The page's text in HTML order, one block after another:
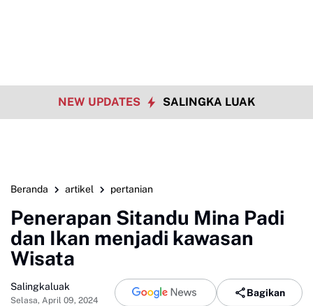
NEW UPDATES SALINGKA LUAK
Beranda artikel pertanian
Penerapan Sitandu Mina Padi
dan Ikan menjadi kawasan
Wisata
Salingkaluak
Selasa, April 09, 2024
Bagikan